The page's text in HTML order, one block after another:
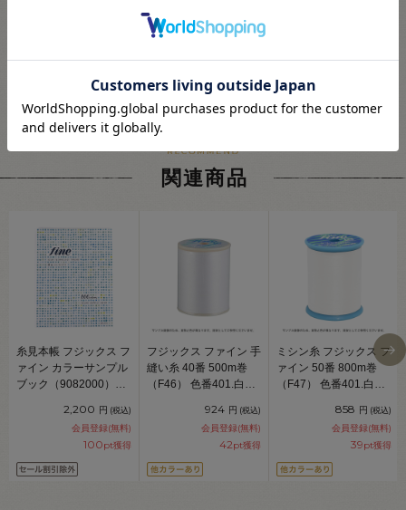
関連商品
糸見本帳 フジックス フ
ァイン カラーサンプル
ブック（9082000）
2,200 円 (税込)
会員登録(無料)
100pt獲得
フジックス ファイン 手
縫い糸 40番 500m巻
（F46） 色番401.白
924 円 (税込)
会員登録(無料)
42pt獲得
ミシン糸 フジックス フ
ァイン 50番 800m巻
（F47） 色番401.白
858 円 (税込)
会員登録(無料)
39pt獲得